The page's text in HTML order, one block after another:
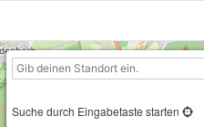
Suche durch Eingabetaste starten